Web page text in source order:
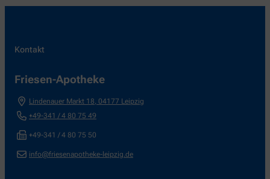
Kontakt
Friesen-Apotheke
Lindenauer Markt 18, 04177 Leipzig
+49-341 / 4 80 75 49
+49-341 / 4 80 75 50
info@friesenapotheke-leipzig.de